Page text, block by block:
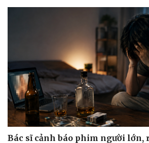
Bác sĩ cảnh báo phim người lớn,